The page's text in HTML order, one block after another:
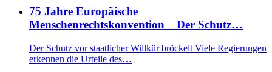
75 Jahre Europäische
Menschenrechtskonvention _ Der Schutz…
Der Schutz vor staatlicher Willkür bröckelt Viele Regierungen
erkennen die Urteile des…